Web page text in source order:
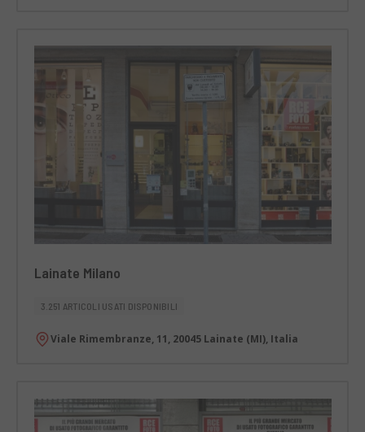
Lainate Milano
3.251 ARTICOLI USATI DISPONIBILI
Viale Rimembranze, 11, 20045 Lainate (MI), Italia